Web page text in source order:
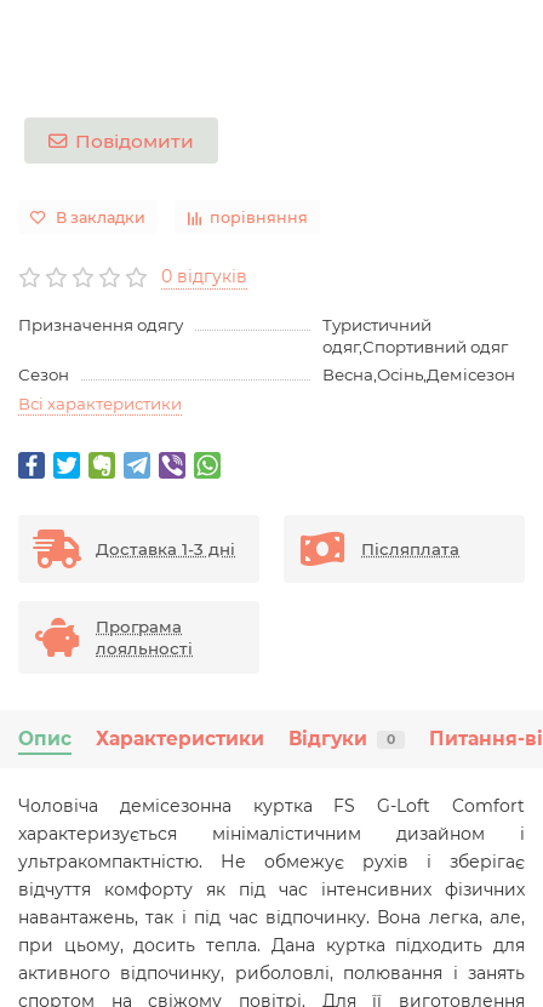
Повідомити
В закладки порівняння
0 відгуків
Призначення одягу
Туристичний
одяг,Спортивний одяг
Сезон
Весна,Осінь,Демісезон
Всі характеристики
Доставка 1-3 дні Післяплата
Програма
лояльності
Опис Характеристики Відгуки 0 Питання-
Чоловіча демісезонна куртка FS G-Loft Comfort
характеризується мінімалістичним дизайном і
ультракомпактністю. Не обмежує рухів і зберігає
відчуття комфорту як під час інтенсивних фізичних
навантажень, так і під час відпочинку. Вона легка, але,
при цьому, досить тепла. Дана куртка підходить для
активного відпочинку, риболовлі, полювання і занять
спортом на свіжому повітрі. Для її виготовлення